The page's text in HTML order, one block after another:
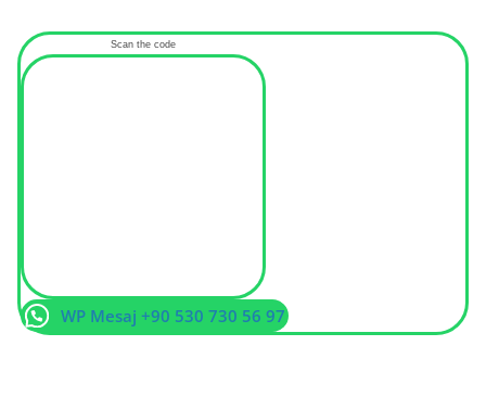
Scan the code
WP Mesaj +90 530 730 56 97